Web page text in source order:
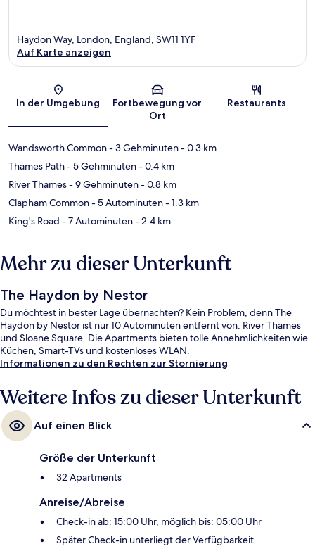
Karte
Haydon Way, London, England, SW11 1YF
Auf Karte anzeigen
In der Umgebung
Fortbewegung vor
Ort
Restaurants
Wandsworth Common- 3 Gehminuten- 0.3 km
Thames Path- 5 Gehminuten- 0.4 km
River Thames- 9 Gehminuten- 0.8 km
Clapham Common- 5 Autominuten- 1.3 km
King's Road - 7 Autominuten- 2.4 km
Mehr zu dieser Unterkunft
The Haydon by Nestor
Du möchtest in bester Lage übernachten? Kein Problem, denn The
Haydon by Nestor ist nur 10 Autominuten entfernt von: River Thames
und Sloane Square. Die Apartments bieten tolle Annehmlichkeiten wie
Küchen, Smart-TVs und kostenloses WLAN.
Informationen zu den Rechten zur Stornierung
Weitere Infos zu dieser Unterkunft
Auf einen Blick
Größe der Unterkunft
32 Apartments
Anreise/Abreise
Check-in ab: 15:00 Uhr, möglich bis: 05:00 Uhr
Später Check-in unterliegt der Verfügbarkeit